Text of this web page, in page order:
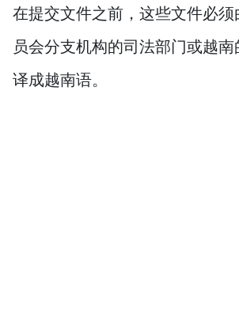
在提交文件之前，这些文件必
员会分支机构的司法部门或越
译成越南语。